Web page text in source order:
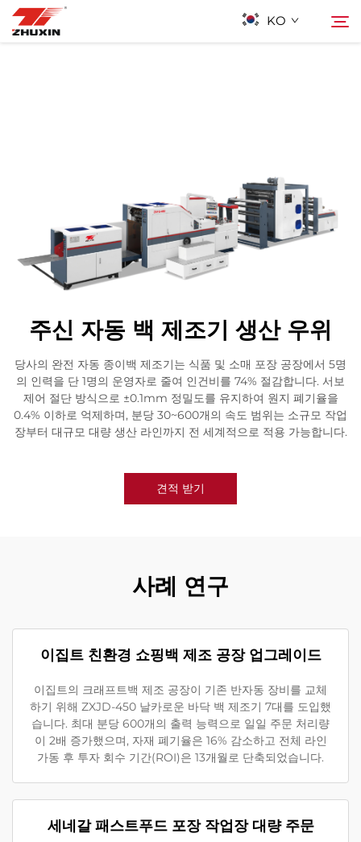
KO
연락하기
자주 묻는 질문
주신 자동 백 제조기 생산 우위
당사의 완전 자동 종이백 제조기는 식품 및 소매 포장 공장에서 5명
의 인력을 단 1명의 운영자로 줄여 인건비를 74% 절감합니다. 서보
제어 절단 방식으로 ±0.1mm 정밀도를 유지하여 원지 폐기율을
0.4% 이하로 억제하며, 분당 30~600개의 속도 범위는 소규모 작업
장부터 대규모 대량 생산 라인까지 전 세계적으로 적용 가능합니다.
견적 받기
사례 연구
이집트 친환경 쇼핑백 제조 공장 업그레이드
이집트의 크래프트백 제조 공장이 기존 반자동 장비를 교체
하기 위해 ZXJD-450 날카로운 바닥 백 제조기 7대를 도입했
습니다. 최대 분당 600개의 출력 능력으로 일일 주문 처리량
이 2배 증가했으며, 자재 폐기율은 16% 감소하고 전체 라인
가동 후 투자 회수 기간(ROI)은 13개월로 단축되었습니다.
세네갈 패스트푸드 포장 작업장 대량 주문